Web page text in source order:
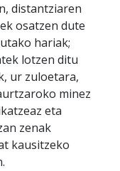
distantziaren
osatzen dute
hariak;
lotzen ditu
ur zuloetara,
minez
eta
zenak
kausitzeko